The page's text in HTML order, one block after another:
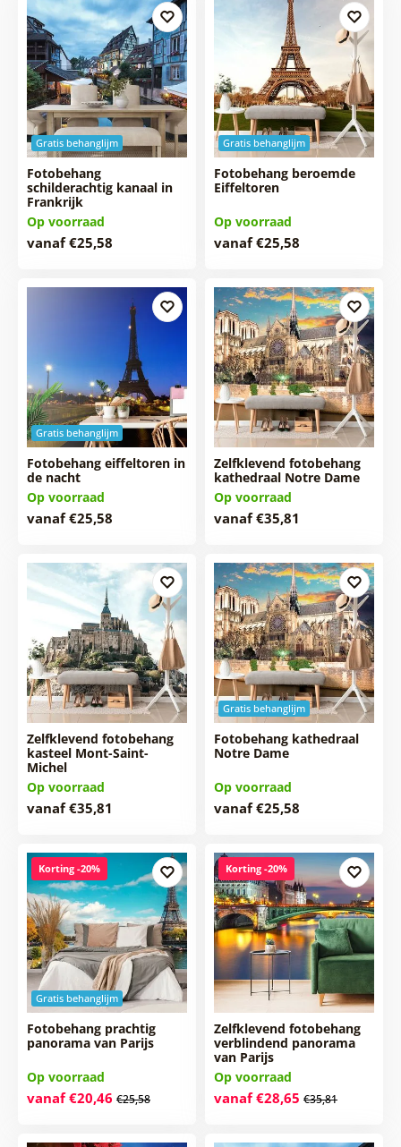
Gratis behanglijm
Fotobehang
schilderachtig kanaal in
Frankrijk
Op voorraad
vanaf €25,58
Gratis behanglijm
Fotobehang beroemde
Eiffeltoren
Op voorraad
vanaf €25,58
Gratis behanglijm
Fotobehang eiffeltoren in
de nacht
Op voorraad
vanaf €25,58
Zelfklevend fotobehang
kathedraal Notre Dame
Op voorraad
vanaf €35,81
Zelfklevend fotobehang
kasteel Mont-Saint-
Michel
Op voorraad
vanaf €35,81
Gratis behanglijm
Fotobehang kathedraal
Notre Dame
Op voorraad
vanaf €25,58
Gratis behanglijm
Korting -20%
Fotobehang prachtig
panorama van Parijs
Op voorraad
vanaf €20,46 €25,58
Korting -20%
Zelfklevend fotobehang
verblindend panorama
van Parijs
Op voorraad
vanaf €28,65 €35,81